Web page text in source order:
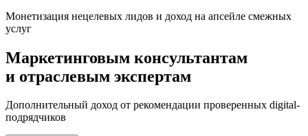
Монетизация нецелевых лидов и доход на апсейле смежных
услуг
Маркетинговым консультантам
и отраслевым экспертам
Дополнительный доход от рекомендации проверенных digital-
подрядчиков